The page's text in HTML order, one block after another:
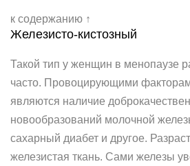
к содержанию ↑
Железисто-кистозный
Такой тип у женщин в менопаузе
часто. Провоцирующими
являются наличие
новообразований молочной
сахарный диабет и другое.
железистая ткань. Сами железы